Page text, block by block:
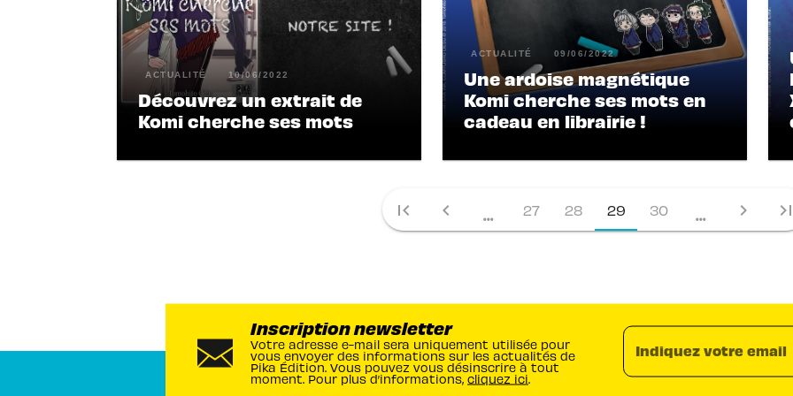
ACTUALITÉ 10/06/2022
Découvrez un extrait de
Komi cherche ses mots
ACTUALITÉ 09/06/2022
Une ardoise magnétique
Komi cherche ses mots en
cadeau en librairie !
first_page chevron_left ... 27 28 29 30 ... chevron_right last_page
Inscription newsletter
Votre adresse e-mail sera uniquement utilisée pour
vous envoyer des informations sur les actualités de
Pika Édition. Vous pouvez vous désinscrire à tout
moment. Pour plus d’informations, cliquez ici.
Indiquez votre email